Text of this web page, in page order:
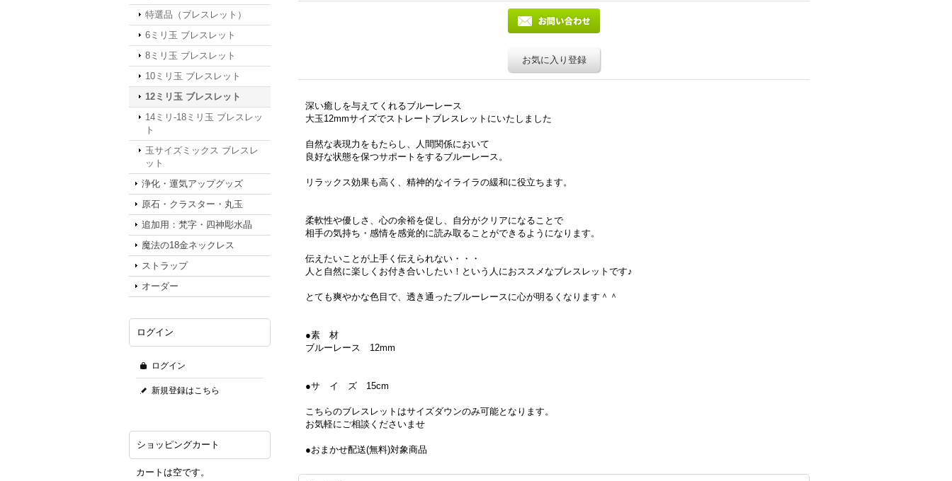
特選品（ブレスレット）
6ミリ玉 ブレスレット
8ミリ玉 ブレスレット
10ミリ玉 ブレスレット
12ミリ玉 ブレスレット
14ミリ-18ミリ玉 ブレスレッ
ト
玉サイズミックス ブレスレ
ット
浄化・運気アップグッズ
原石・クラスター・丸玉
追加用：梵字・四神彫水晶
魔法の18金ネックレス
ストラップ
オーダー
ログイン
ログイン
新規登録はこちら
ショッピングカート
カートは空です。
お気に入り登録
深い癒しを与えてくれるブルーレース
大玉12mmサイズでストレートブレスレットにいたしました
自然な表現力をもたらし、人間関係において
良好な状態を保つサポートをするブルーレース。
リラックス効果も高く、精神的なイライラの緩和に役立ちます。
柔軟性や優しさ、心の余裕を促し、自分がクリアになることで
相手の気持ち・感情を感覚的に読み取ることができるようになります。
伝えたいことが上手く伝えられない・・・
人と自然に楽しくお付き合いしたい！という人におススメなブレスレットです♪
とても爽やかな色目で、透き通ったブルーレースに心が明るくなります＾＾
●素 材
ブルーレース 12mm
●サ イ ズ 15cm
こちらのブレスレットはサイズダウンのみ可能となります。
お気軽にご相談くださいませ
●おまかせ配送(無料)対象商品